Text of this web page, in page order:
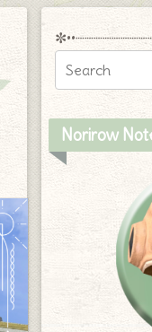
Norirow